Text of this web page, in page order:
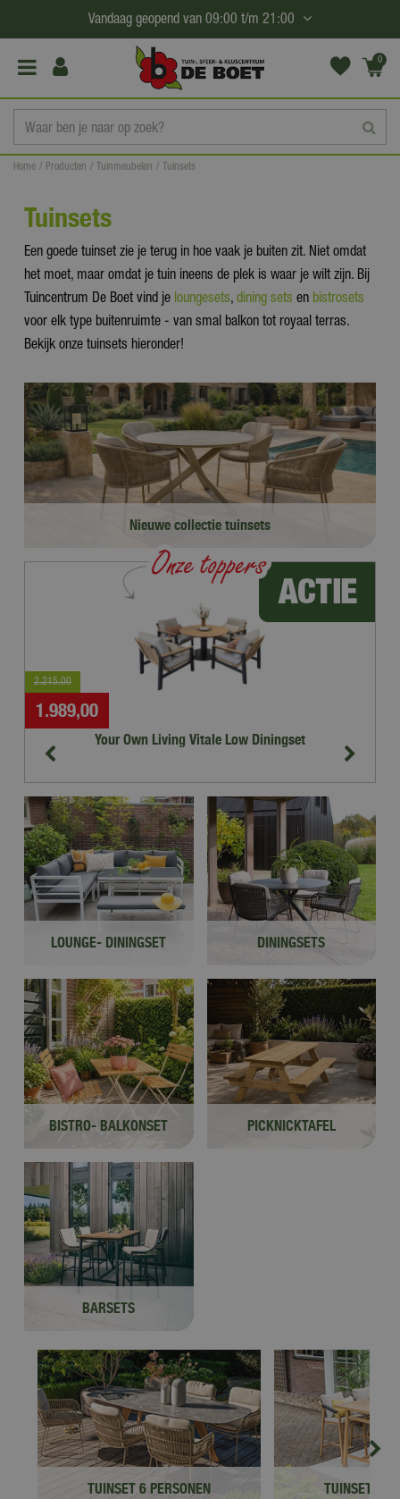
a
Home Producten Tuinmeubelen Tuinsets
Vandaag geopend van 09:00 t/m 21:00
0
(€0,
Tuinsets
Een goede tuinset zie je terug in hoe vaak je buiten zit. Niet omdat
het moet, maar omdat je tuin ineens de plek is waar je wilt zijn. Bij
Tuincentrum De Boet vind je loungesets, dining sets en bistrosets
voor elk type buitenruimte - van smal balkon tot royaal terras.
Bekijk onze tuinsets hieronder!
Nieuwe collectie tuinsets
Bestel online!
Your Own Living Vitale Low Diningset
2.215,00
1.989,00
LOUNGE- DININGSET DININGSETS
BISTRO- BALKONSET PICKNICKTAFEL
BARSETS
TUINSET 6 PERSONEN TUINSET 4